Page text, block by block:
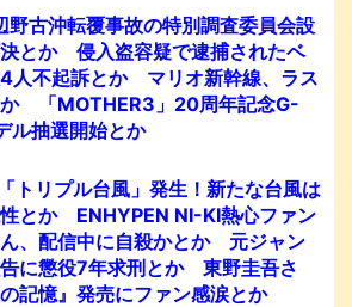
古沖転覆事故の特別調査委員会設
とか 侵入盗容疑で逮捕されたベ
4人不起訴とか マリオ新幹線、ラス
か 「MOTHER3」20周年記念G-
ル抽選開始とか
リプル台風」発生！新たな台風は
とか ENHYPEN NI-KI熱心ファン
ん、配信中に自殺かとか 元ジャン
に懲役7年求刑とか 東野圭吾さ
記憶』発売にファン感涙とか